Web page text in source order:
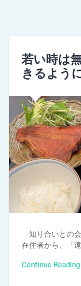
若い時は
きるよう
知り合いとの
在住者から、「
Continue